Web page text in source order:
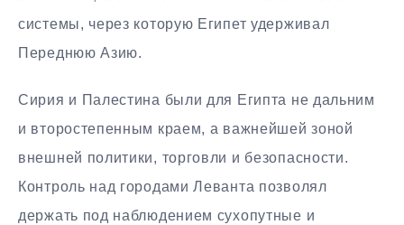
системы, через которую Египет удерживал
Переднюю Азию.
Сирия и Палестина были для Египта не дальним
и второстепенным краем, а важнейшей зоной
внешней политики, торговли и безопасности.
Контроль над городами Леванта позволял
держать под наблюдением сухопутные и